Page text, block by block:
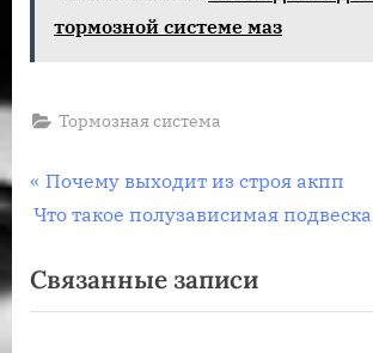
тормозной системе маз
Тормозная система
Навигация
записям
П
р
д
ы
Почему выходит из строя акпп
С
е
д
Что такое полузависимая
Связанные записи